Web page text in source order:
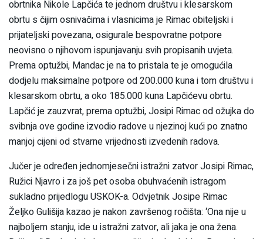
obrtnika Nikole Lapčića te jednom društvu i klesarskom
obrtu s čijim osnivačima i vlasnicima je Rimac obiteljski i
prijateljski povezana, osigurale bespovratne potpore
neovisno o njihovom ispunjavanju svih propisanih uvjeta.
Prema optužbi, Mandac je na to pristala te je omogućila
dodjelu maksimalne potpore od 200.000 kuna i tom društvu i
klesarskom obrtu, a oko 185.000 kuna Lapčićevu obrtu.
Lapčić je zauzvrat, prema optužbi, Josipi Rimac od ožujka do
svibnja ove godine izvodio radove u njezinoj kući po znatno
manjoj cijeni od stvarne vrijednosti izvedenih radova.
Jučer je određen jednomjesečni istražni zatvor Josipi Rimac,
Ružici Njavro i za još pet osoba obuhvaćenih istragom
sukladno prijedlogu USKOK-a. Odvjetnik Josipe Rimac
Željko Gulišija kazao je nakon završenog ročišta: ‘Ona nije u
najboljem stanju, ide u istražni zatvor, ali jaka je ona žena.